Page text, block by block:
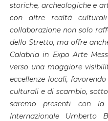
storiche, archeologiche e
con altre realtà culturali
collaborazione non solo
dello Stretto, ma offre
Calabria in Expo Arte
verso una maggiore
eccellenze locali,
culturali e di scambio,
saremo presenti con la
Internazionale